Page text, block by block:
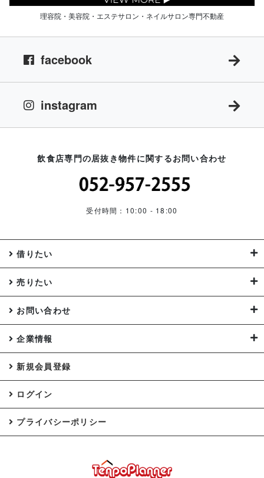
理容院・美容院・エステサロン・ネイルサロン専門不動産
facebook
instagram
飲食店専門の居抜き物件に関するお問い合わせ
受付時間：10:00 - 18:00
借りたい
売りたい
お問い合わせ
企業情報
新規会員登録
ログイン
プライバシーポリシー